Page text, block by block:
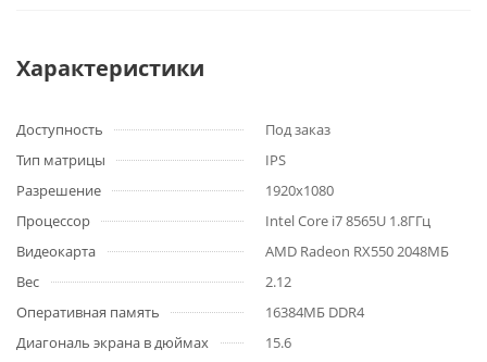
Характеристики
Доступность
Под заказ
Тип матрицы
IPS
Разрешение
1920x1080
Процессор
Intel Core i7 8565U 1.8ГГц
Видеокарта
AMD Radeon RX550 2048МБ
Вес
2.12
Оперативная память
16384МБ DDR4
Диагональ экрана в дюймах
15.6